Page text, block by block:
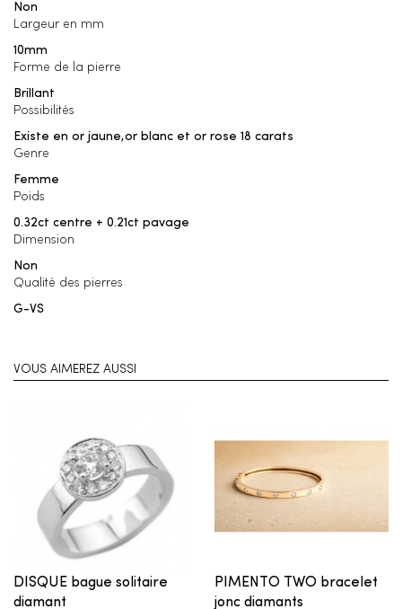
Non
Largeur en mm
10mm
Forme de la pierre
Brillant
Possibilités
Existe en or jaune,or blanc et or rose 18 carats
Genre
Femme
Poids
0.32ct centre + 0.21ct pavage
Dimension
Non
Qualité des pierres
G-VS
VOUS AIMEREZ AUSSI
DISQUE bague solitaire
diamant
PIMENTO TWO bracelet
jonc diamants